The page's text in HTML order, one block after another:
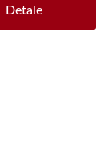
Detale